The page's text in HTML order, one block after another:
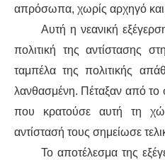
απρόσωπα, χωρίς αρχηγό
Αυτή η νεανική
πολιτική της αντίστασης
ταμπέλα της πολιτικής
λανθασμένη. Πέταξαν από το
που κρατούσε αυτή τη
αντίστασή τους σημείωσε
Το αποτέλεσμα της